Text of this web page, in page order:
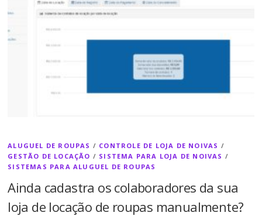
ALUGUEL DE ROUPAS / CONTROLE DE LOJA DE NOIVAS /
GESTÃO DE LOCAÇÃO / SISTEMA PARA LOJA DE NOIVAS /
SISTEMAS PARA ALUGUEL DE ROUPAS
Ainda cadastra os colaboradores da sua
loja de locação de roupas manualmente?